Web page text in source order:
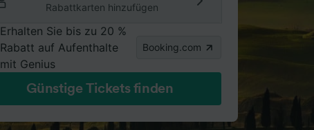
Rabattkarten hinzufügen
Erhalten Sie bis zu 20 %
Rabatt auf Aufenthalte
mit Genius
Booking.com
Günstige Tickets finden